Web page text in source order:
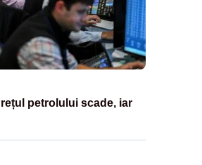
petrolului scade, iar